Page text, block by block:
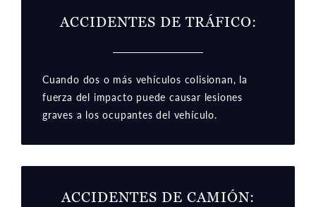
ACCIDENTES DE TRÁFICO:
Cuando dos o más vehículos colisionan, la
fuerza del impacto puede causar lesiones
graves a los ocupantes del vehículo.
ACCIDENTES DE CAMIÓN: